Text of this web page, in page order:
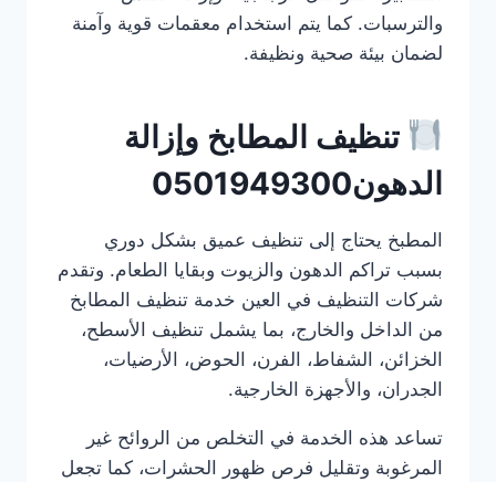
والترسبات. كما يتم استخدام معقمات قوية وآمنة
لضمان بيئة صحية ونظيفة.
تنظيف المطابخ وإزالة
الدهون0501949300
المطبخ يحتاج إلى تنظيف عميق بشكل دوري
بسبب تراكم الدهون والزيوت وبقايا الطعام. وتقدم
شركات التنظيف في العين خدمة تنظيف المطابخ
من الداخل والخارج، بما يشمل تنظيف الأسطح،
الخزائن، الشفاط، الفرن، الحوض، الأرضيات،
الجدران، والأجهزة الخارجية.
تساعد هذه الخدمة في التخلص من الروائح غير
المرغوبة وتقليل فرص ظهور الحشرات، كما تجعل